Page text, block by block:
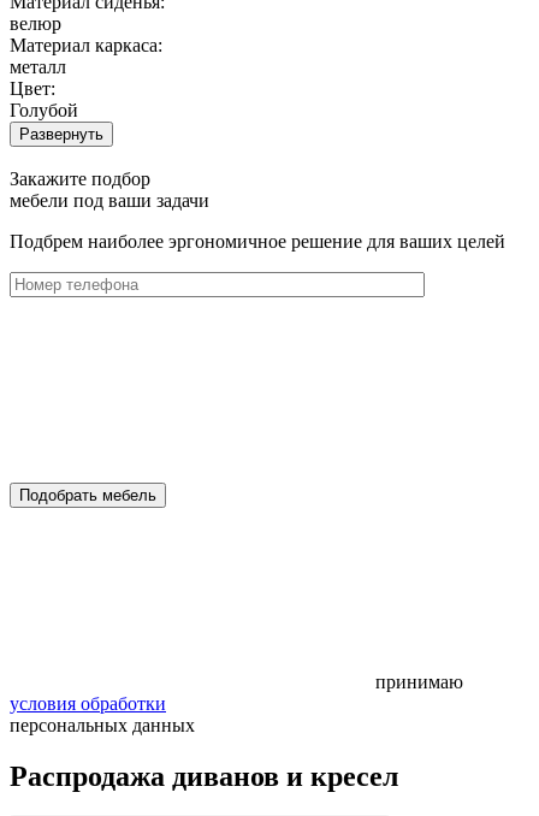
велюр
Материал каркаса:
металл
Цвет:
Голубой
Развернуть
Закажите подбор
мебели под ваши задачи
Подбрем наиболее эргономичное решение для ваших целей
Подобрать мебель
принимаю
условия обработки
персональных данных
Распродажа диванов и кресел